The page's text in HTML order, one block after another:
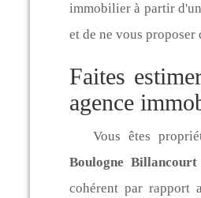
immobilier à partir
et de ne vous proposer
Faites
agence
Vous êtes
Boulogne Billancourt
cohérent par rapport